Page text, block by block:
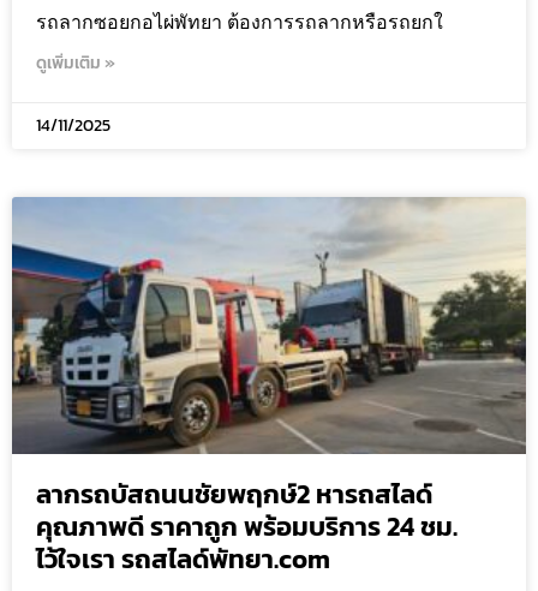
รถลากซอยกอไผ่พัทยา ต้องการรถลากหรือรถยกใ
ดูเพิ่มเติม »
14/11/2025
ลากรถบัสถนนชัยพฤกษ์2 หารถสไลด์
คุณภาพดี ราคาถูก พร้อมบริการ 24 ชม.
ไว้ใจเรา รถสไลด์พัทยา.com